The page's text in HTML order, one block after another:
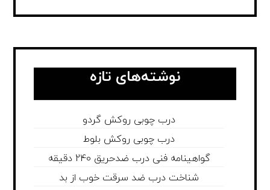
نوشته‌های تازه
درب چوبی روکش گردو
درب چوبی روکش بلوط
گواهینامه فنی درب ضدحریق 240 دقیقه
شناخت درب ضد سرقت خوب از بد